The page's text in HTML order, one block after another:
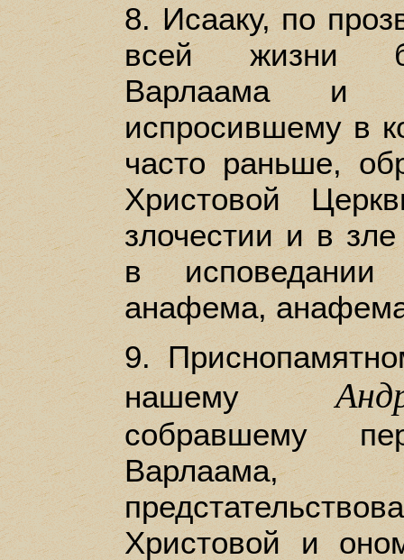
8. Исааку, по
всей жизни
Варлаама и
испросившему в
часто раньше,
Христовой
злочестии и в
в
анафема,
9.
нашему
собравшему
Христовой и